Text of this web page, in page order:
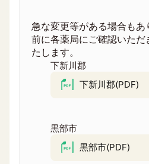
急な変更等がある場合も
前に各薬局にご確認いた
たします。
下新川郡
下新川郡(PDF)
黒部市
黒部市(PDF)